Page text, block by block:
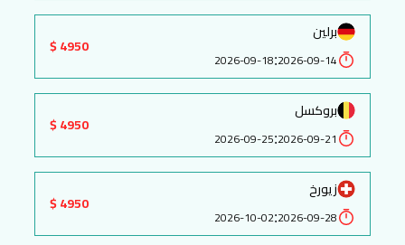
برلين
2026-09-14
:
2026-09-18
4950 $
بروكسل
2026-09-21
:
2026-09-25
4950 $
زيورخ
2026-09-28
:
2026-10-02
4950 $